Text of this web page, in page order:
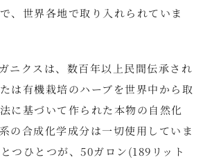
、世界各地で取り入れられていま
ニクスは、数百年以上民間伝承され
は有機栽培のハーブを世界中から取
に基づいて作られた本物の自然化
の合成化学成分は一切使用していま
つひとつが、50ガロン(189リット